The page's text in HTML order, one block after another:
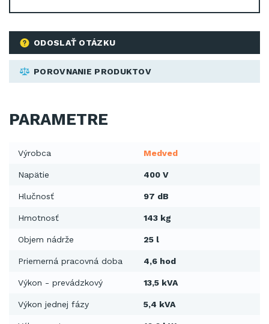
ODOSLAŤ OTÁZKU
POROVNANIE PRODUKTOV
PARAMETRE
Výrobca Medved
Napätie 400 V
Hlučnosť 97 dB
Hmotnosť 143 kg
Objem nádrže 25 l
Priemerná pracovná doba 4,6 hod
Výkon - prevádzkový 13,5 kVA
Výkon jednej fázy 5,4 kVA